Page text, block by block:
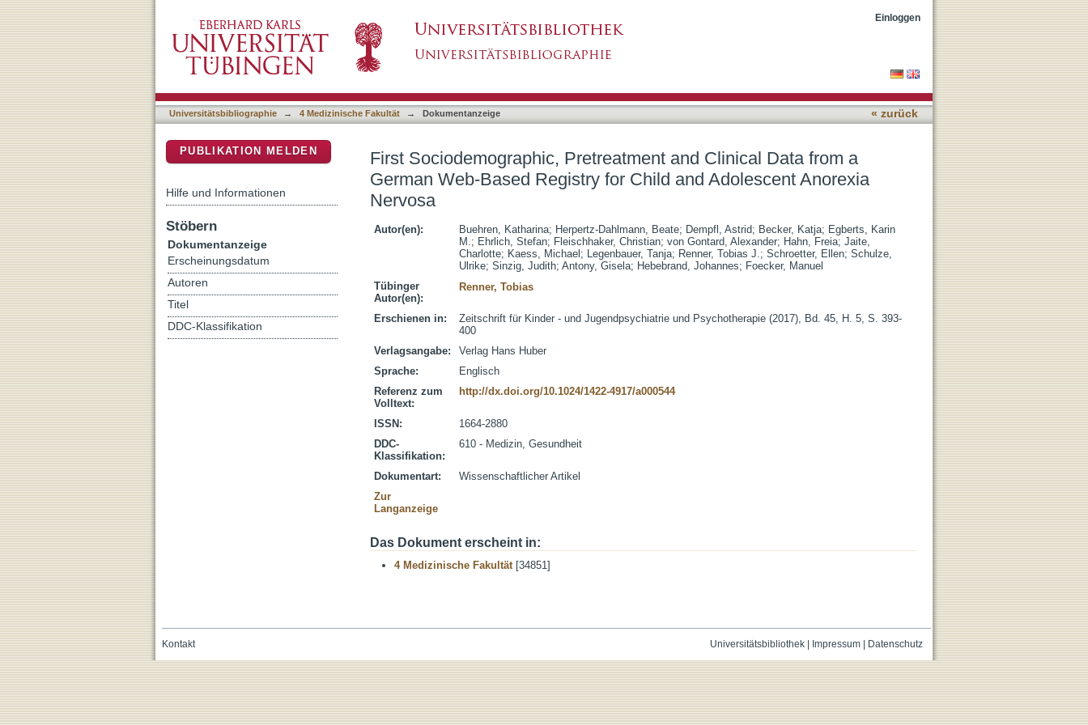
First Sociodemographic, Pretreatment and Clinical Data from a German Web-Based Registry for
Child and Adolescent Anorexia Nervosa
Einloggen
Universitätsbibliographie → 4 Medizinische Fakultät → Dokumentanzeige « zurück
First Sociodemographic, Pretreatment and Clinical Data from a
German Web-Based Registry for Child and Adolescent Anorexia
Nervosa
Autor(en): Buehren, Katharina; Herpertz-Dahlmann, Beate; Dempfl, Astrid; Becker, Katja; Egberts, Karin
M.; Ehrlich, Stefan; Fleischhaker, Christian; von Gontard, Alexander; Hahn, Freia; Jaite,
Charlotte; Kaess, Michael ; Legenbauer, Tanja; Renner, Tobias J.; Schroetter, Ellen; Schulze,
Ulrike; Sinzig, Judith; Antony, Gisela; Hebebrand, Johannes; Foecker, Manuel
Tübinger
Autor(en):
Renner, Tobias
Erschienen in:
Zeitschrift für Kinder - und Jugendpsychiatrie und Psychotherapie (2017), Bd. 45, H. 5, S. 393-
400
Verlagsangabe:
Verlag Hans Huber
Sprache:
Englisch
Referenz zum
Volltext:
http://dx.doi.org/10.1024/1422-4917/a000544
ISSN:
1664-2880
DDC-
Klassifikation:
610 - Medizin, Gesundheit
Dokumentart:
Wissenschaftlicher Artikel
Zur
Langanzeige
Das Dokument erscheint in:
4 Medizinische Fakultät[34851]
PUBLIKATION MELDEN
Hilfe und Informationen
Stöbern
Dokumentanzeige
Erscheinungsdatum
Autoren
Titel
DDC-Klassifikation
Universitätsbibliothek| Impressum| Datenschutz
Kontakt